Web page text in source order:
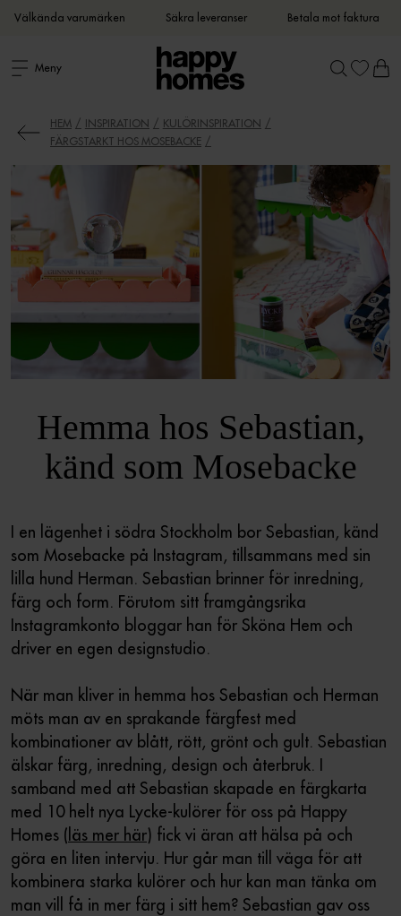
Välkända varumärken Säkra leveranser Betala mot faktura
Meny
HEM INSPIRATION
KULÖRINSPIRATION
FÄRGSTARKT HOS MOSEBACKE
Hemma hos Sebastian,
känd som Mosebacke
I en lägenhet i södra Stockholm bor Sebastian, känd
som Mosebacke på Instagram, tillsammans med sin
lilla hund Herman. Sebastian brinner för inredning,
färg och form. Förutom sitt framgångsrika
Instagramkonto bloggar han för Sköna Hem och
driver en egen designstudio.
När man kliver in hemma hos Sebastian och Herman
möts man av en sprakande färgfest med
kombinationer av blått, rött, grönt och gult. Sebastian
älskar färg, inredning, design och återbruk. I
samband med att Sebastian skapade en färgkarta
med 10 helt nya Lycke-kulörer för oss på Happy
Homes ( läs mer här) fick vi äran att hälsa på och
göra en liten intervju. Hur går man till väga för att
kombinera starka kulörer och hur kan man tänka om
man vill få in mer färg i sitt hem? Sebastian gav oss